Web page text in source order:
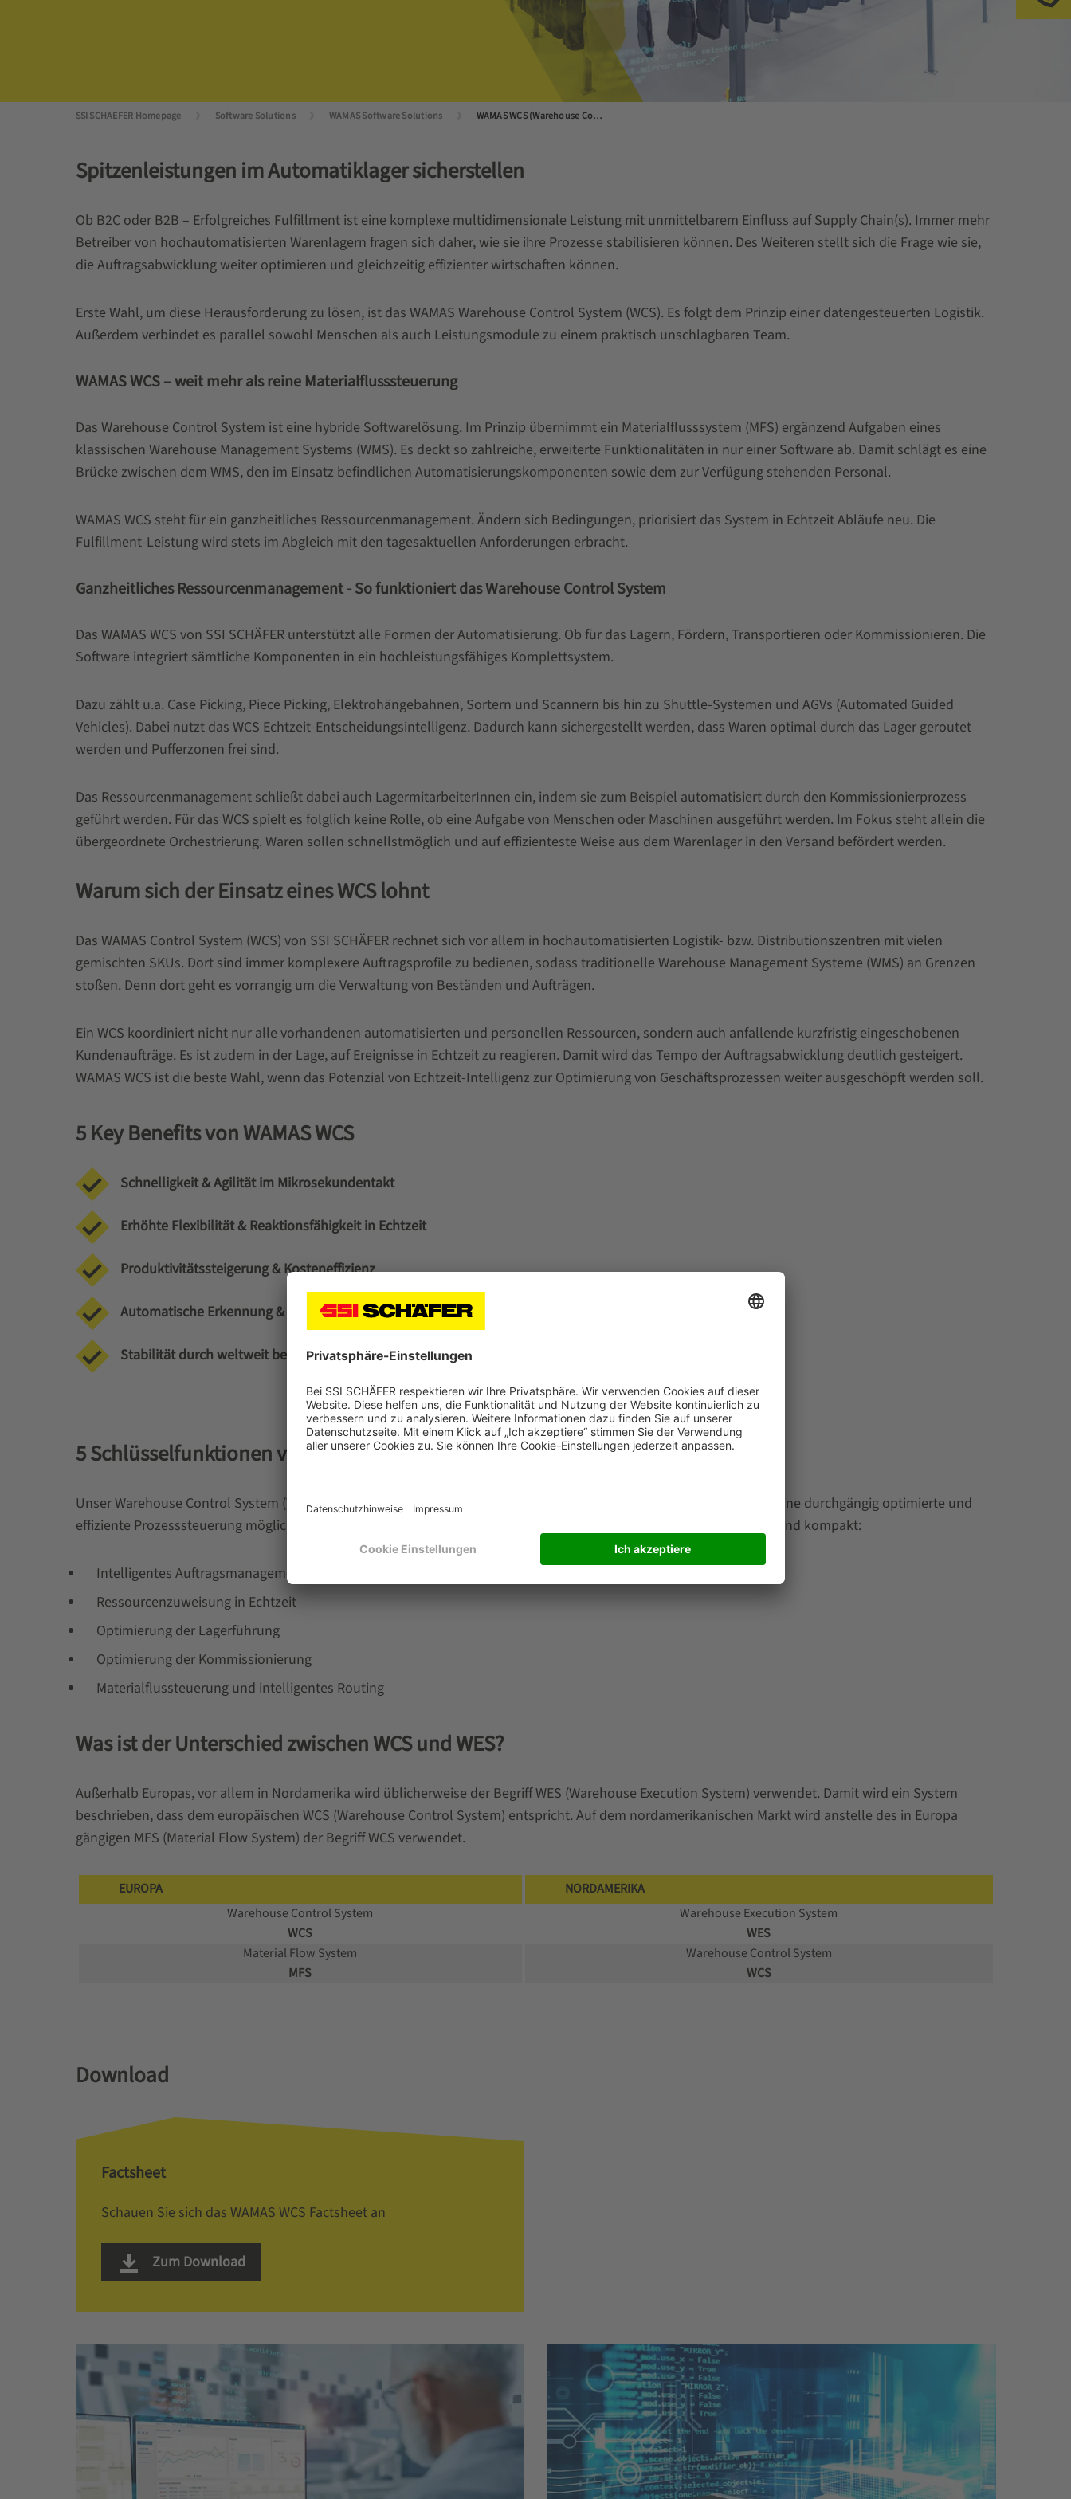
SSI SCHAEFER Homepage Software Solutions WAMAS Software Solutions WAMAS WCS (Warehouse Control System)
Spitzenleistungen im Automatiklager sicherstellen
Ob B2C oder B2B – Erfolgreiches Fulfillment ist eine komplexe multidimensionale Leistung mit unmittelbarem Einfluss auf Supply Chain(s). Immer mehr
Betreiber von hochautomatisierten Warenlagern fragen sich daher, wie sie ihre Prozesse stabilisieren können. Des Weiteren stellt sich die Frage wie sie,
die Auftragsabwicklung weiter optimieren und gleichzeitig effizienter wirtschaften können.
Erste Wahl, um diese Herausforderung zu lösen, ist das WAMAS Warehouse Control System (WCS). Es folgt dem Prinzip einer datengesteuerten Logistik.
Außerdem verbindet es parallel sowohl Menschen als auch Leistungsmodule zu einem praktisch unschlagbaren Team.
WAMAS WCS – weit mehr als reine Materialflusssteuerung
Das Warehouse Control System ist eine hybride Softwarelösung. Im Prinzip übernimmt ein Materialflusssystem (MFS) ergänzend Aufgaben eines
klassischen Warehouse Management Systems (WMS). Es deckt so zahlreiche, erweiterte Funktionalitäten in nur einer Software ab. Damit schlägt es eine
Brücke zwischen dem WMS, den im Einsatz befindlichen Automatisierungskomponenten sowie dem zur Verfügung stehenden Personal.
WAMAS WCS steht für ein ganzheitliches Ressourcenmanagement. Ändern sich Bedingungen, priorisiert das System in Echtzeit Abläufe neu. Die
Fulfillment-Leistung wird stets im Abgleich mit den tagesaktuellen Anforderungen erbracht.
Ganzheitliches Ressourcenmanagement - So funktioniert das Warehouse Control System
Das WAMAS WCS von SSI SCHÄFER unterstützt alle Formen der Automatisierung. Ob für das Lagern, Fördern, Transportieren oder Kommissionieren. Die
Software integriert sämtliche Komponenten in ein hochleistungsfähiges Komplettsystem.
Dazu zählt u.a. Case Picking, Piece Picking, Elektrohängebahnen, Sortern und Scannern bis hin zu Shuttle-Systemen und AGVs (Automated Guided
Vehicles). Dabei nutzt das WCS Echtzeit-Entscheidungsintelligenz. Dadurch kann sichergestellt werden, dass Waren optimal durch das Lager geroutet
werden und Pufferzonen frei sind.
Das Ressourcenmanagement schließt dabei auch LagermitarbeiterInnen ein, indem sie zum Beispiel automatisiert durch den Kommissionierprozess
geführt werden. Für das WCS spielt es folglich keine Rolle, ob eine Aufgabe von Menschen oder Maschinen ausgeführt werden. Im Fokus steht allein die
übergeordnete Orchestrierung. Waren sollen schnellstmöglich und auf effizienteste Weise aus dem Warenlager in den Versand befördert werden.
Warum sich der Einsatz eines WCS lohnt
Das WAMAS Control System (WCS) von SSI SCHÄFER rechnet sich vor allem in hochautomatisierten Logistik- bzw. Distributionszentren mit vielen
gemischten SKUs. Dort sind immer komplexere Auftragsprofile zu bedienen, sodass traditionelle Warehouse Management Systeme (WMS) an Grenzen
stoßen. Denn dort geht es vorrangig um die Verwaltung von Beständen und Aufträgen.
Ein WCS koordiniert nicht nur alle vorhandenen automatisierten und personellen Ressourcen, sondern auch anfallende kurzfristig eingeschobenen
Kundenaufträge. Es ist zudem in der Lage, auf Ereignisse in Echtzeit zu reagieren. Damit wird das Tempo der Auftragsabwicklung deutlich gesteigert.
WAMAS WCS ist die beste Wahl, wenn das Potenzial von Echtzeit-Intelligenz zur Optimierung von Geschäftsprozessen weiter ausgeschöpft werden soll.
5 Key Benefits von WAMAS WCS
Schnelligkeit & Agilität im Mikrosekundentakt
Erhöhte Flexibilität & Reaktionsfähigkeit in Echtzeit
Produktivitätssteigerung & Kosteneffizienz
Automatische Erkennung & Anpassung an Nachfragespitzen
Stabilität durch weltweit bewährte Standardisierung & maßgeschneidertes Customizing durch Konfiguration
5 Schlüsselfunktionen von WAMAS WCS
Unser Warehouse Control System (WCS) lässt sich direkt an alle gängigen ERP-Systeme der Kunden anbinden. So ist eine durchgängig optimierte und
effiziente Prozesssteuerung möglich – vom Kundenauftrag bis zur SPS. Das Funktions- bzw. Leistungsspektrum kurz und kompakt:
Intelligentes Auftragsmanagement
Ressourcenzuweisung in Echtzeit
Optimierung der Lagerführung
Optimierung der Kommissionierung
Materialflussteuerung und intelligentes Routing
Was ist der Unterschied zwischen WCS und WES?
Außerhalb Europas, vor allem in Nordamerika wird üblicherweise der Begriff WES (Warehouse Execution System) verwendet. Damit wird ein System
beschrieben, dass dem europäischen WCS (Warehouse Control System) entspricht. Auf dem nordamerikanischen Markt wird anstelle des in Europa
gängigen MFS (Material Flow System) der Begriff WCS verwendet.
EUROPA
NORDAMERIKA
Warehouse Control System
WCS
Warehouse Execution System
WES
Material Flow System
MFS
Warehouse Control System
WCS
Download
Factsheet
Schauen Sie sich das WAMAS WCS Factsheet an
Zum Download